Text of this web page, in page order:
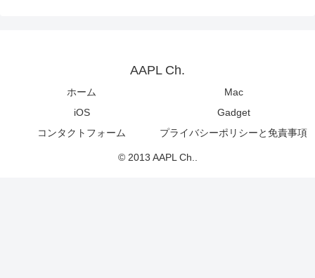
AAPL Ch.
ホーム
Mac
iOS
Gadget
コンタクトフォーム
プライバシーポリシーと免責事項
© 2013 AAPL Ch..